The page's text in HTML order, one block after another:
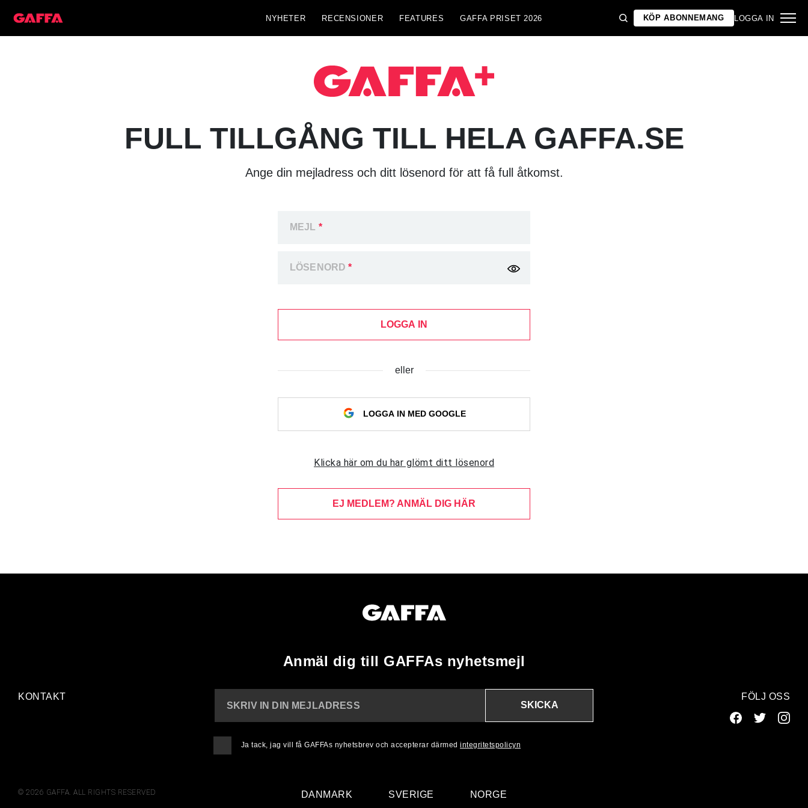
NYHETER RECENSIONER FEATURES GAFFA PRISET 2026 KÖP ABONNEMANG LOGGA IN
FULL TILLGÅNG TILL HELA GAFFA.SE
Ange din mejladress och ditt lösenord för att få full åtkomst.
MEJL *
LÖSENORD*
LOGGA IN
eller
LOGGA IN MED GOOGLE
Klicka här om du har glömt ditt lösenord
EJ MEDLEM? ANMÄL DIG HÄR
Anmäl dig till GAFFAs nyhetsmejl
KONTAKT
SKRIV IN DIN MEJLADRESS
SKICKA
Ja tack, jag vill få GAFFAs nyhetsbrev och accepterar därmed integritetspolicyn
FÖLJ OSS
© 2026 GAFFA. ALL RIGHTS RESERVED DANMARK SVERIGE NORGE